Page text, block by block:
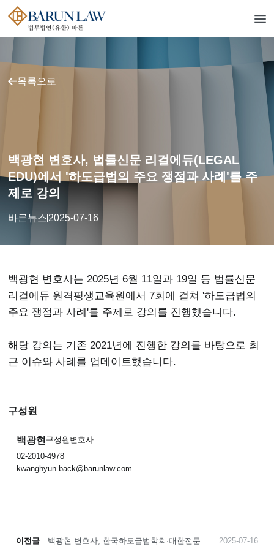
목록으로
백광현 변호사, 법률신문 리걸에듀(LEGAL
EDU)에서 '하도급법의 주요 쟁점과 사례'를 주
제로 강의
바른뉴스 2025-07-16
백광현 변호사는 2025년 6월 11일과 19일 등 법률신문
리걸에듀 원격평생교육원에서 7회에 걸쳐 '하도급법의
주요 쟁점과 사례'를 주제로 강의를 진행했습니다.
해당 강의는 기존 2021년에 진행한 강의를 바탕으로 최
근 이슈와 사례를 업데이트했습니다.
구성원
백광현 구성원변호사
02-2010-4978
kwanghyun.back@barunlaw.com
이전글
백광현 변호사, 한국하도급법학회·대한전문건
2025-07-16